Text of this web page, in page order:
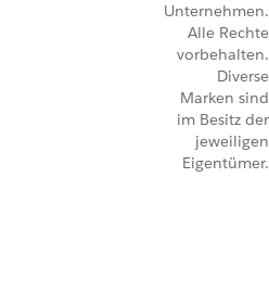
Unternehmen.
Alle Rechte
vorbehalten.
Diverse
Marken sind
im Besitz der
jeweiligen
Eigentümer.